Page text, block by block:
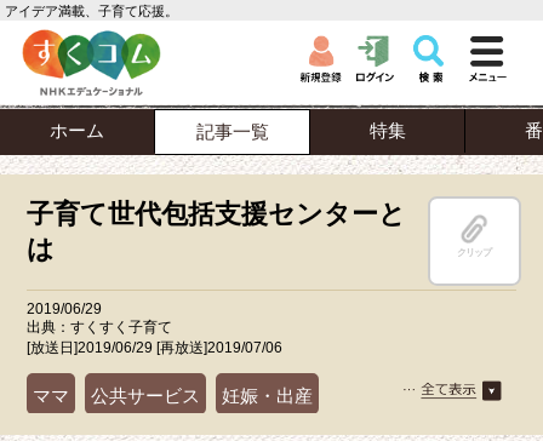
アイデア満載、子育て応援。
ホーム 記事一覧 特集
子育て世代包括支援センターと
は
クリップ
2019/06/29
出典：すくすく子育て
[放送日]2019/06/29 [再放送]2019/07/06
ママ 公共サービス 妊娠・出産